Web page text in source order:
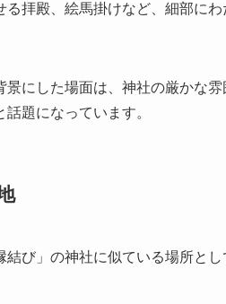
拝殿、絵馬掛けなど、細部に
にした場面は、神社の厳かな
題になっています。
び」の神社に似ている場所と